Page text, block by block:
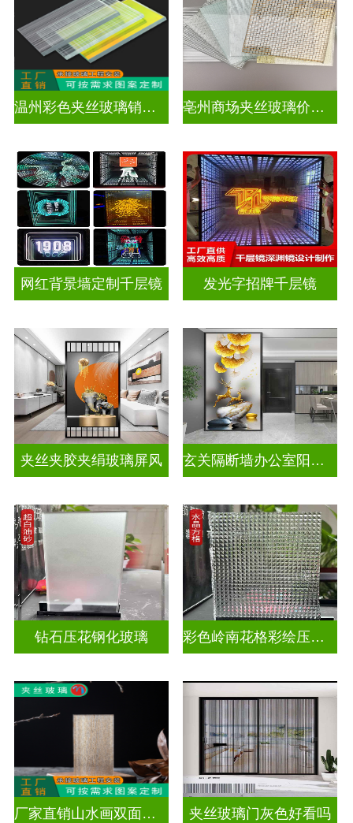
温州彩色夹丝玻璃销售处 亳州商场夹丝玻璃价钱是多少
网红背景墙定制千层镜 发光字招牌千层镜
夹丝夹胶夹绢玻璃屏风 玄关隔断墙办公室阳台挡门山水画背景墙玻璃
钻石压花钢化玻璃 彩色岭南花格彩绘压花玻璃
厂家直销山水画双面轻奢透光夹丝玻璃 夹丝玻璃门灰色好看吗